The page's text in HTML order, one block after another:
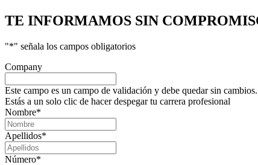
TE INFORMAMOS SIN
"*" señala los campos obligatorios
Company
Este campo es un campo de validación y debe quedar sin cambios.
Estás a un solo clic de hacer despegar tu carrera profesional
Nombre*
Apellidos*
Número*